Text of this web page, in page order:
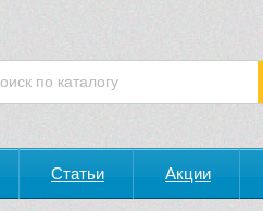
Статьи Акции